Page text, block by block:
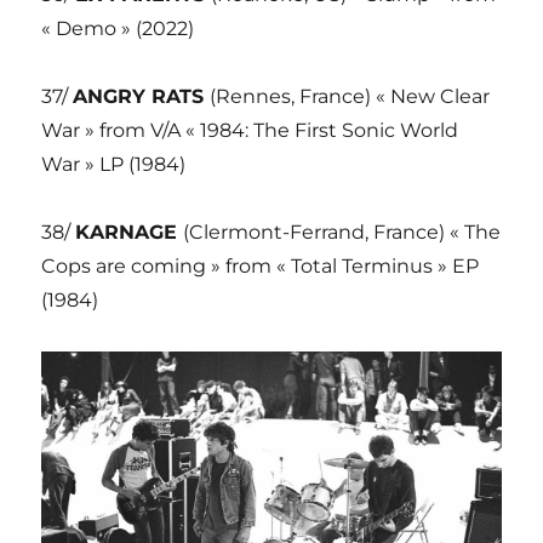
« Demo » (2022)
37/ANGRY RATS (Rennes, France) « New Clear
War » from V/A « 1984: The First Sonic World
War » LP (1984)
38/ KARNAGE (Clermont-Ferrand, France) « The
Cops are coming » from « Total Terminus » EP
(1984)